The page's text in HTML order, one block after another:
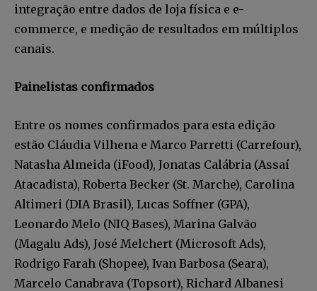
integração entre dados de loja física e e-
commerce, e medição de resultados em múltiplos
canais.
Painelistas confirmados
Entre os nomes confirmados para esta edição
estão Cláudia Vilhena e Marco Parretti (Carrefour),
Natasha Almeida (iFood), Jonatas Calábria (Assaí
Atacadista), Roberta Becker (St. Marche), Carolina
Altimeri (DIA Brasil), Lucas Soffner (GPA),
Leonardo Melo (NIQ Bases), Marina Galvão
(Magalu Ads), José Melchert (Microsoft Ads),
Rodrigo Farah (Shopee), Ivan Barbosa (Seara),
Marcelo Canabrava (Topsort), Richard Albanesi